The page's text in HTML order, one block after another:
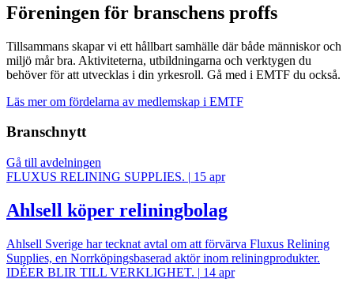
Föreningen för branschens proffs
Tillsammans skapar vi ett hållbart samhälle där både människor och
miljö mår bra. Aktiviteterna, utbildningarna och verktygen du
behöver för att utvecklas i din yrkesroll. Gå med i EMTF du också.
Läs mer om fördelarna av medlemskap i EMTF
Branschnytt
Gå till avdelningen
FLUXUS RELINING SUPPLIES. | 15 apr
Ahlsell köper reliningbolag
Ahlsell Sverige har tecknat avtal om att förvärva Fluxus Relining
Supplies, en Norrköpingsbaserad aktör inom reliningprodukter.
IDÉER BLIR TILL VERKLIGHET. | 14 apr